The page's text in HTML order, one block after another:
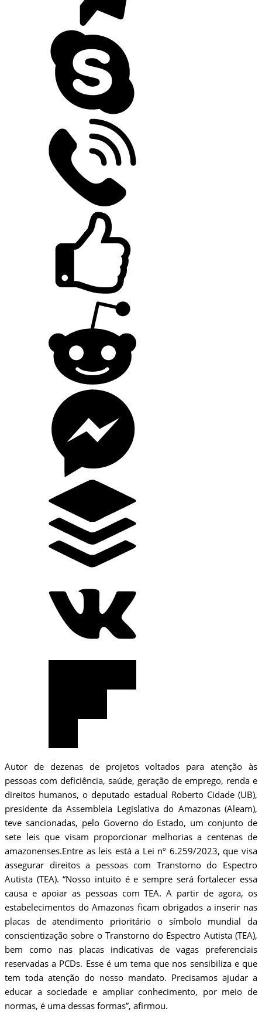
Autor de dezenas de projetos voltados para atenção às
pessoas com deficiência, saúde, geração de emprego, renda e
direitos humanos, o deputado estadual Roberto Cidade (UB),
presidente da Assembleia Legislativa do Amazonas (Aleam),
teve sancionadas, pelo Governo do Estado, um conjunto de
sete leis que visam proporcionar melhorias a centenas de
amazonenses.Entre as leis está a Lei nº 6.259/2023, que visa
assegurar direitos a pessoas com Transtorno do Espectro
Autista (TEA). “Nosso intuito é e sempre será fortalecer essa
causa e apoiar as pessoas com TEA. A partir de agora, os
estabelecimentos do Amazonas ficam obrigados a inserir nas
placas de atendimento prioritário o símbolo mundial da
conscientização sobre o Transtorno do Espectro Autista (TEA),
bem como nas placas indicativas de vagas preferenciais
reservadas a PCDs. Esse é um tema que nos sensibiliza e que
tem toda atenção do nosso mandato. Precisamos ajudar a
educar a sociedade e ampliar conhecimento, por meio de
normas, é uma dessas formas”, afirmou.